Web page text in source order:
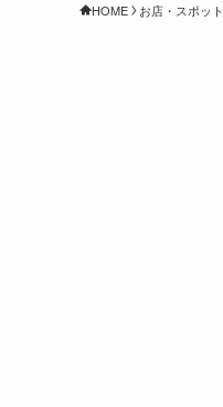
HOME お店・スポット